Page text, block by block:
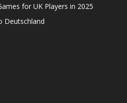
for UK Players in 2025
Deutschland